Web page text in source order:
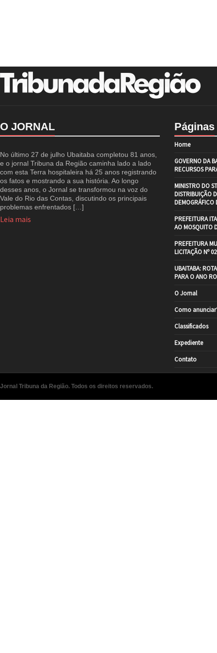
O JORNAL
No último 27 de julho Ubaitaba completou 81 anos,
e o jornal Tribuna da Região caminha lado a lado
com esta Terra hospitaleira há 25 anos registrando
os fatos e mostrando a sua história. Ao longo
desses anos, o Jornal se transformou na voz do
Vale do Rio das Contas, discutindo os principais
problemas enfrentados […]
Leia mais
Páginas
Home
GOVERNO DA
RECURSOS
MINISTRO DO
DISTRIBUIÇÃO
DEMOGRÁFICO
PREFEITURA
AO MOSQUITO
PREFEITURA
LICITAÇÃO Nº
UBAITABA:
PARA O ANO
O Jornal
Como
Classificados
Expediente
Contato
Jornal Tribuna da Região. Todos os direitos reservados.